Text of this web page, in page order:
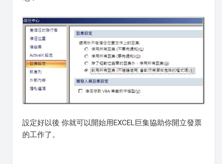
設定好以後 你就可以開始用EXCEL巨集協助你開立發票
的工作了。